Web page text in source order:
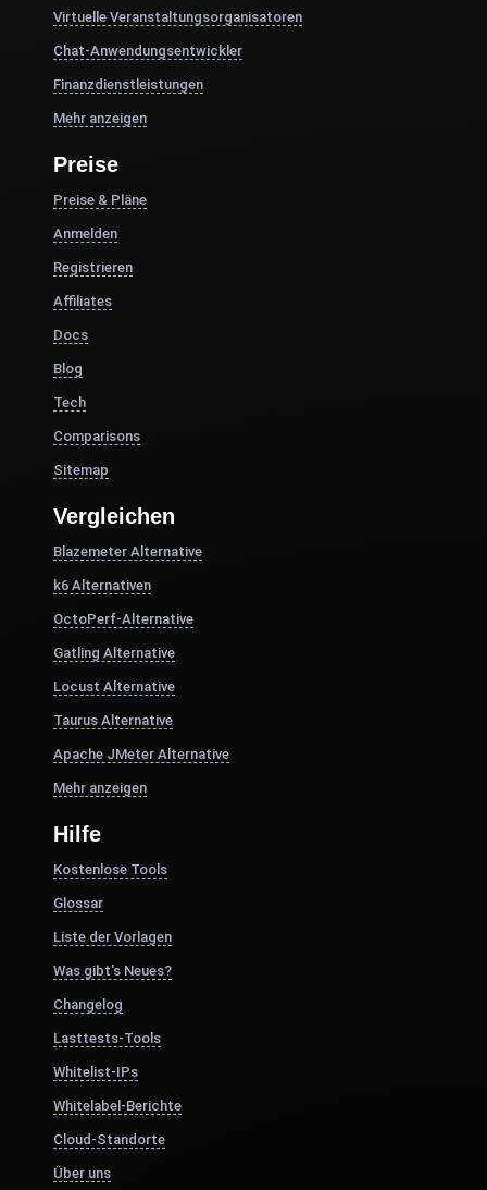
Virtuelle Veranstaltungsorganisatoren
Chat-Anwendungsentwickler
Finanzdienstleistungen
Mehr anzeigen
Preise
Preise & Pläne
Anmelden
Registrieren
Affiliates
Docs
Blog
Tech
Comparisons
Sitemap
Vergleichen
Blazemeter Alternative
k6 Alternativen
OctoPerf-Alternative
Gatling Alternative
Locust Alternative
Taurus Alternative
Apache JMeter Alternative
Mehr anzeigen
Hilfe
Kostenlose Tools
Glossar
Liste der Vorlagen
Was gibt's Neues?
Changelog
Lasttests-Tools
Whitelist-IPs
Whitelabel-Berichte
Cloud-Standorte
Über uns